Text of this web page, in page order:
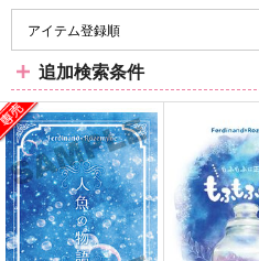
追加検索条件